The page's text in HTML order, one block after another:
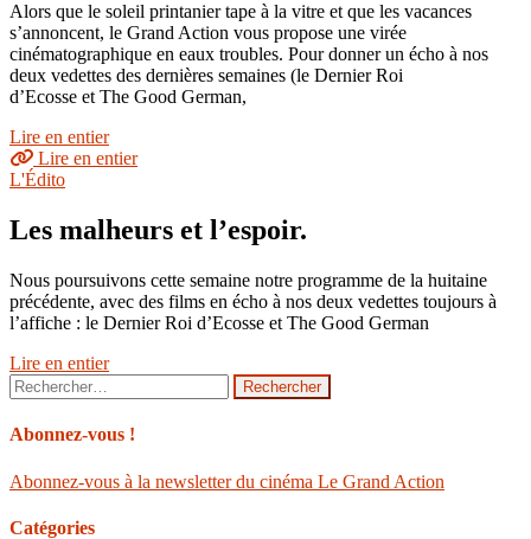
Alors que le soleil printanier tape à la vitre et que les vacances
s’annoncent, le Grand Action vous propose une virée
cinématographique en eaux troubles. Pour donner un écho à nos
deux vedettes des dernières semaines (le Dernier Roi
d’Ecosse et The Good German,
Lire en entier
Lire en entier
L'Édito
Les malheurs et l’espoir.
Nous poursuivons cette semaine notre programme de la huitaine
précédente, avec des films en écho à nos deux vedettes toujours à
l’affiche : le Dernier Roi d’Ecosse et The Good German
Lire en entier
Rechercher :
Abonnez-vous !
Abonnez-vous à la newsletter du cinéma Le Grand Action
Catégories